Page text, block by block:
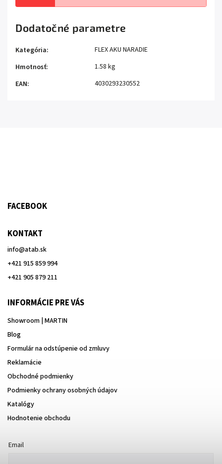
Dodatočné parametre
Kategória:
FLEX AKU NARADIE
Hmotnosť:
1.58 kg
EAN: 4030293230552
FACEBOOK
KONTAKT
info@atab.sk
+421 915 859 994
+421 905 879 211
INFORMÁCIE PRE VÁS
Showroom | MARTIN
Blog
Formulár na odstúpenie od zmluvy
Reklamácie
Obchodné podmienky
Podmienky ochrany osobných údajov
Katalógy
Hodnotenie obchodu
Email